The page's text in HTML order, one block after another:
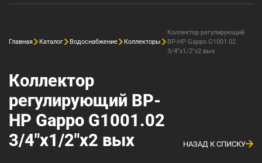
Главная Каталог Водоснабжение Коллекторы
Коллектор регулирующий
ВР-НР Gappo G1001.02
3/4"x1/2"х2 вых
Коллектор
регулирующий ВР-
НР Gappo G1001.02
3/4"x1/2"х2 вых
НАЗАД К СПИСКУ